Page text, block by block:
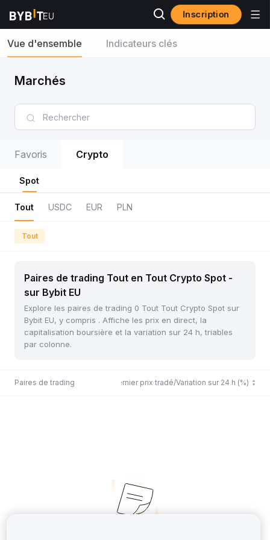
Inscription
Vue d'ensemble Indicateurs clés
Marchés
Favoris Crypto
Spot
Tout USDC EUR PLN
Tout
Paires de trading Tout en Tout Crypto Spot -
sur Bybit EU
Explore les paires de trading 0 Tout Tout Crypto Spot sur
Bybit EU, y compris . Affiche les prix en direct, la
capitalisation boursière et la variation sur 24 h, triables
par colonne.
Paires de trading Dernier prix tradé/Variation sur 24 h (%)